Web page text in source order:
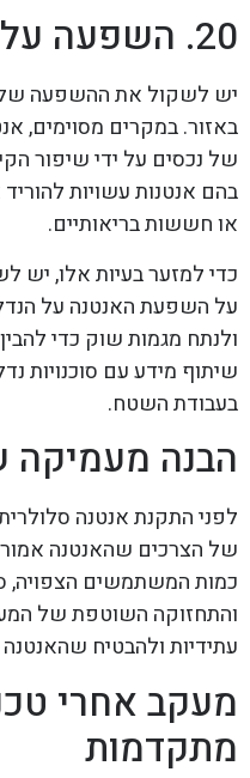
20. השפעה על ערך הנדל"ן
יש לשקול את ההשפעה של
באזור. במקרים מסוימים,
של נכסים על ידי שיפור
בהם אנטנות עשויות
או חששות בריאותיים.
כדי למזער בעיות אלו, יש
על השפעת האנטנה על
ולנתח מגמות שוק כדי
שיתוף מידע עם סוכנויות
בעבודת השטח.
הבנה מעמיקה
לפני התקנת אנטנה
של הצרכים שהאנטנה
כמות המשתמשים הצפויה,
והתחזוקה השוטפת של
עתידיות ולהבטיח
מעקב אחרי
מתקדמות